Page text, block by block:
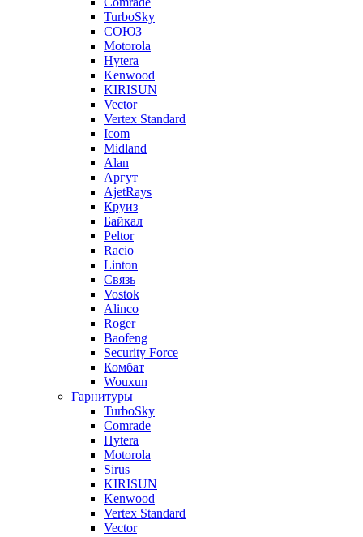
TurboSky
СОЮЗ
Motorola
Hytera
Kenwood
KIRISUN
Vector
Vertex Standard
Icom
Midland
Alan
Аргут
AjetRays
Круиз
Байкал
Peltor
Racio
Linton
Связь
Vostok
Alinco
Roger
Baofeng
Security Force
Комбат
Wouxun
Гарнитуры
TurboSky
Comrade
Hytera
Motorola
Sirus
KIRISUN
Kenwood
Vertex Standard
Vector